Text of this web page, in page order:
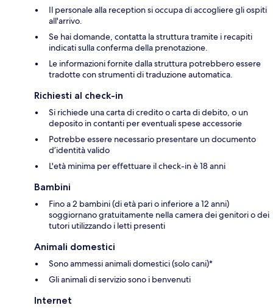
Il personale alla reception si occupa di accogliere gli ospiti
all'arrivo.
Se hai domande, contatta la struttura tramite i recapiti
indicati sulla conferma della prenotazione.
Le informazioni fornite dalla struttura potrebbero essere
tradotte con strumenti di traduzione automatica.
Richiesti al check-in
Si richiede una carta di credito o carta di debito, o un
deposito in contanti per eventuali spese accessorie
Potrebbe essere necessario presentare un documento
d’identità valido
L'età minima per effettuare il check-in è 18 anni
Bambini
Fino a 2 bambini (di età pari o inferiore a 12 anni)
soggiornano gratuitamente nella camera dei genitori o dei
tutori utilizzando i letti presenti
Animali domestici
Sono ammessi animali domestici (solo cani)*
Gli animali di servizio sono i benvenuti
Internet